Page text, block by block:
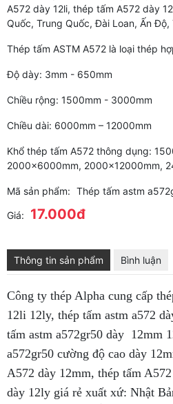
A572 dày 12li, thép tấm A572 dày
Quốc, Trung Quốc, Đài Loan, Ấn
Thép tấm ASTM A572 là loại thép
Độ dày: 3mm - 650mm
Chiều rộng: 1500mm - 3000mm
Chiều dài: 6000mm – 12000mm
Khổ thép tấm A572 thông dụng:
2000x6000mm, 2000x12000mm,
Mã sản phẩm: Thép tấm astm
Giá: 17.000đ
Thông tin sản phẩm Bình luận
Công ty thép Alpha cung cấp
12li 12ly, thép tấm astm a572
tấm astm a572gr50 dày 12mm
a572gr50 cường độ cao dày
A572 dày 12mm, thép tấm
dày 12ly giá rẻ xuất xứ: Nhật